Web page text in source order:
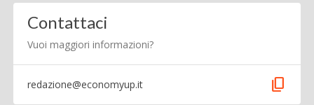
Contattaci
Vuoi maggiori informazioni?
redazione@economyup.it content_copy